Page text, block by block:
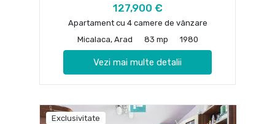
127,900 €
Apartament cu 4 camere de vânzare
Micalaca, Arad
83 mp 1980
Vezi mai multe detalii
Exclusivitate